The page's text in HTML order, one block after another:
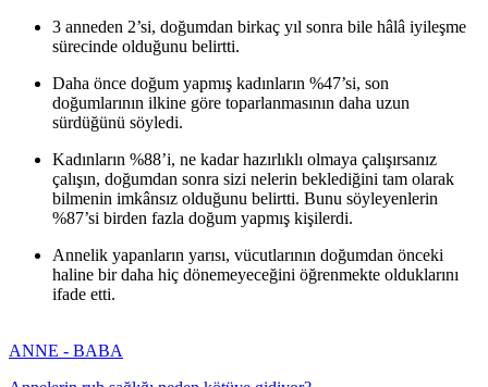
3 anneden 2’si, doğumdan birkaç yıl sonra bile hâlâ iyileşme
sürecinde olduğunu belirtti.
Daha önce doğum yapmış kadınların %47’si, son
doğumlarının ilkine göre toparlanmasının daha uzun
sürdüğünü söyledi.
Kadınların %88’i, ne kadar hazırlıklı olmaya çalışırsanız
çalışın, doğumdan sonra sizi nelerin beklediğini tam olarak
bilmenin imkânsız olduğunu belirtti. Bunu söyleyenlerin
%87’si birden fazla doğum yapmış kişilerdi.
Annelik yapanların yarısı, vücutlarının doğumdan önceki
haline bir daha hiç dönemeyeceğini öğrenmekte olduklarını
ifade etti.
ANNE - BABA